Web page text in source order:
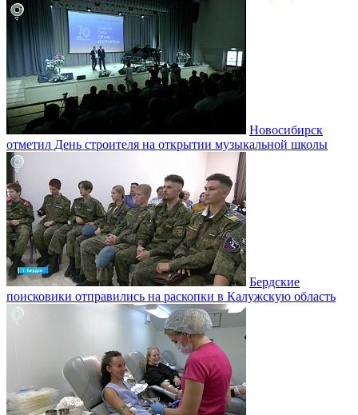
Новосибирск
отметил День строителя на открытии музыкальной школы
Бердские
поисковики отправились на раскопки в Калужскую область